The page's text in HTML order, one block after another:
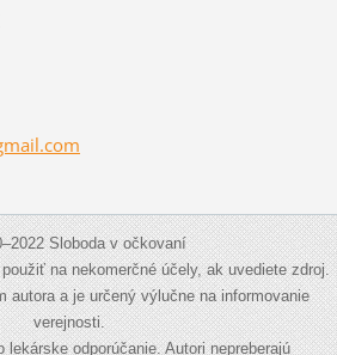
.com
Sloboda v očkovaní
na nekomerčné účely, ak uvediete zdroj.
autora a je určený výlučne na informovanie
verejnosti.
odporúčanie. Autori nepreberajú